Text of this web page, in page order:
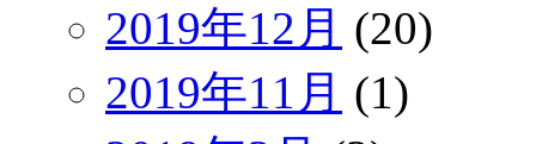
2019年12月 (20)
2019年11月 (1)